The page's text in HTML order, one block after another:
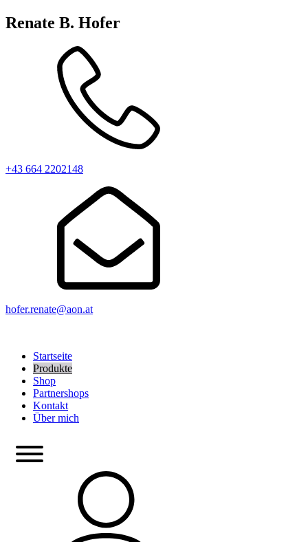
Renate B. Hofer
+43 664 2202148
hofer.renate@aon.at
Startseite
Produkte
Shop
Partnershops
Kontakt
Über mich